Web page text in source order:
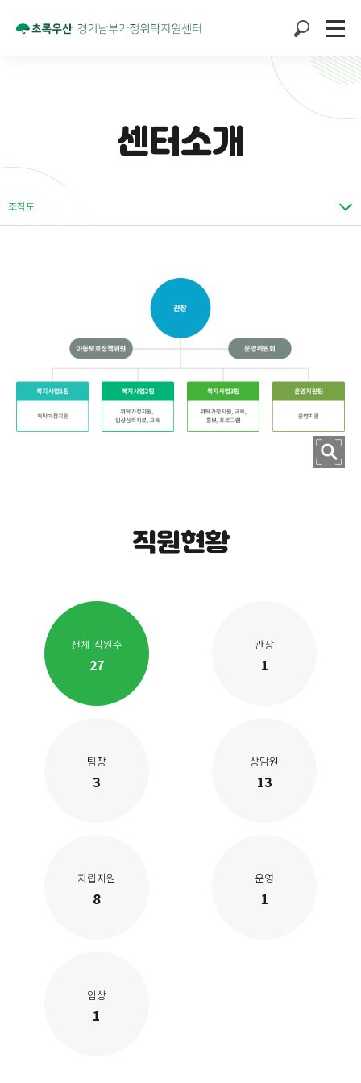
센터소개
조직도
직원현황
전체 직원수
27
관장
1
팀장
3
상담원
13
자립지원
8
운영
1
임상
1